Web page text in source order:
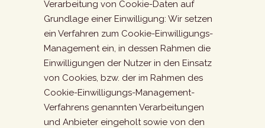
Verarbeitung von Cookie-Daten auf
Grundlage einer Einwilligung: Wir setzen
ein Verfahren zum Cookie-Einwilligungs-
Management ein, in dessen Rahmen die
Einwilligungen der Nutzer in den Einsatz
von Cookies, bzw. der im Rahmen des
Cookie-Einwilligungs-Management-
Verfahrens genannten Verarbeitungen
und Anbieter eingeholt sowie von den